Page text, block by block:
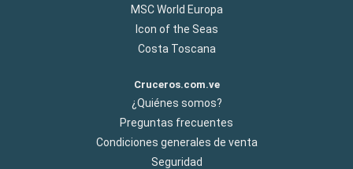
MSC World Europa
Icon of the Seas
Costa Toscana
Cruceros.com.ve
¿Quiénes somos?
Preguntas frecuentes
Condiciones generales de venta
Seguridad